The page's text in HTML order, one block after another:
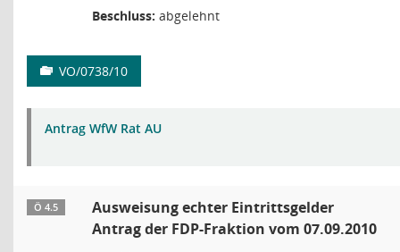
Beschluss: abgelehnt
VO/0738/10
Antrag WfW Rat AU
Ö 4.5
Ausweisung echter Eintrittsgelder
Antrag der FDP-Fraktion vom 07.09.2010